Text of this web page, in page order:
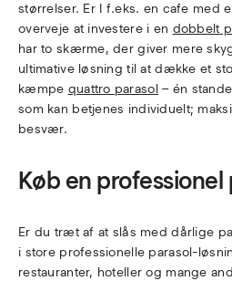
størrelser. Er I f.eks. en cafe med
overveje at investere i en dobbelt
har to skærme, der giver mere
ultimative løsning til at dække et
kæmpe quattro parasol– én
som kan betjenes individuelt;
besvær.
Køb en professionel
Er du træt af at slås med dårlige
i store professionelle parasol-
restauranter, hoteller og mange